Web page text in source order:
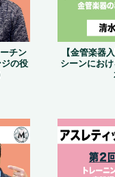
チン
の役
【金管楽器
シーンにお